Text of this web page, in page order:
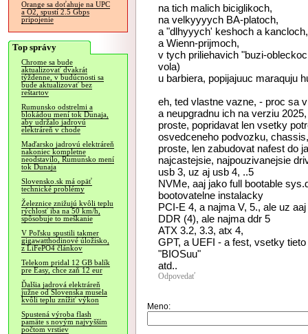
Orange sa doťahuje na UPC
a O2, spustí 2.5 Gbps
pripojenie
Top správy
Chrome sa bude
aktualizovať dvakrát
týždenne, v budúcnosti sa
bude aktualizovať bez
reštartov
Rumunsko odstrelmi a
blokádou mení tok Dunaja,
aby udržalo jadrovú
elektráreň v chode
Maďarsko jadrovú elektráreň
nakoniec kompletne
neodstavilo, Rumunsko mení
tok Dunaja
Slovensko.sk má opäť
technické problémy
Železnice znižujú kvôli teplu
rýchlosť iba na 50 km/h,
spôsobuje to meškanie
V Poľsku spustili takmer
gigawatthodinové úložisko,
z LiFePO4 článkov
Telekom pridal 12 GB balík
pre Easy, chce zaň 12 eur
Ďalšia jadrová elektráreň
južne od Slovenska musela
kvôli teplu znížiť výkon
Spustená výroba flash
pamäte s novým najvyšším
počtom vrstiev
na tich malich biciglikoch,
na velkyyyych BA-platoch,
a "dlhyyych' keshoch a kancloch,
a Wienn-prijmoch,
v tych priliehavich "buzi-
vola)
u barbiera, popijajuuc maraquju
eh, ted vlastne vazne, - proc sa
a neupgradnu ich na verziu
proste, popridavat len vsetky
osvedceneho podvozku,
proste, len zabudovat nafest do
najcastejsie, najpouzivanejsie
usb 3, uz aj usb 4, ..5
NVMe, aaj jako full bootable
bootovatelne instalacky
PCI-E 4, a najma V, 5., ale uz
DDR (4), ale najma ddr 5
ATX 3.2, 3.3, atx 4,
GPT, a UEFI - a fest, vsetky
"BIOSuu"
atd..
Odpovedať
Meno: